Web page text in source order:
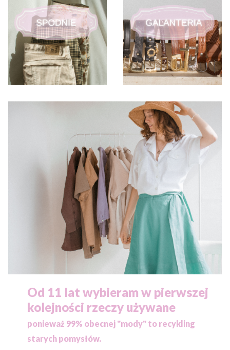
Od 11 lat wybieram w pierwszej
kolejności rzeczy używane
ponieważ 99% obecnej "mody" to recykling
starych pomysłów.